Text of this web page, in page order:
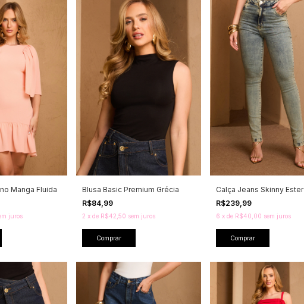
Manga Fluida
juros
Blusa Basic Premium Grécia
R$84,99
2 x de R$42,50 sem juros
Comprar
Calça Jeans Skinny Ester
R$239,99
6 x de R$40,00 sem juros
Comprar